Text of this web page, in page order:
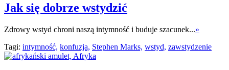
Jak się dobrze wstydzić
Zdrowy wstyd chroni naszą intymność i buduje szacunek...»
Tagi: intymność, konfuzja, Stephen Marks, wstyd, zawstydzenie